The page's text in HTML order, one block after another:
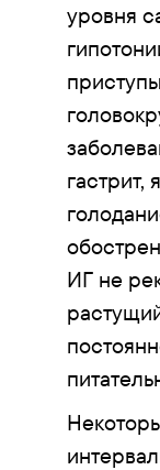
уровня
гастрит,
ИГ не